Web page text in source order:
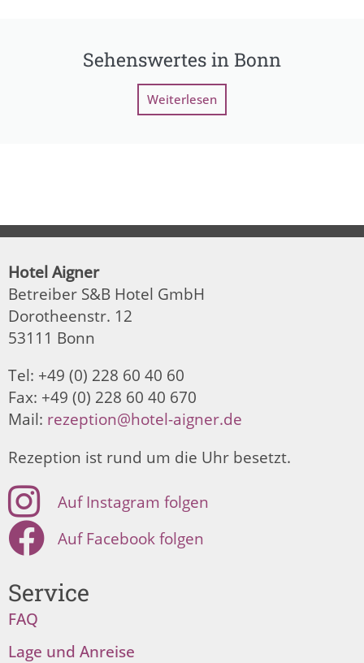
Sehenswertes in Bonn
Weiterlesen
Service
FAQ
Lage und Anreise
Hotel Aigner
Betreiber S&B Hotel GmbH
Dorotheenstr. 12
53111 Bonn
Tel: +49 (0) 228 60 40 60
Fax: +49 (0) 228 60 40 670
Mail: rezeption@hotel-aigner.de
Rezeption ist rund um die Uhr besetzt.
Auf Instagram folgen
Auf Facebook folgen